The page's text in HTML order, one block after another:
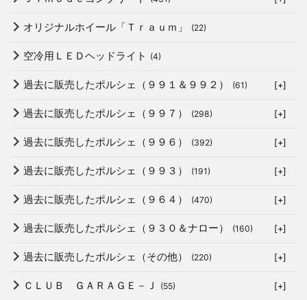
オリジナルホイール「Ｔｒａｕｍ」 (22)
空冷用ＬＥＤヘッドライト (4)
過去に販売したポルシェ（９９１＆９９２） (61) [+]
過去に販売したポルシェ（９９７） (298) [+]
過去に販売したポルシェ（９９６） (392) [+]
過去に販売したポルシェ（９９３） (191) [+]
過去に販売したポルシェ（９６４） (470) [+]
過去に販売したポルシェ（９３０＆ナロー） (160) [+]
過去に販売したポルシェ（その他） (220) [+]
ＣＬＵＢ ＧＡＲＡＧＥ－Ｊ (55) [+]